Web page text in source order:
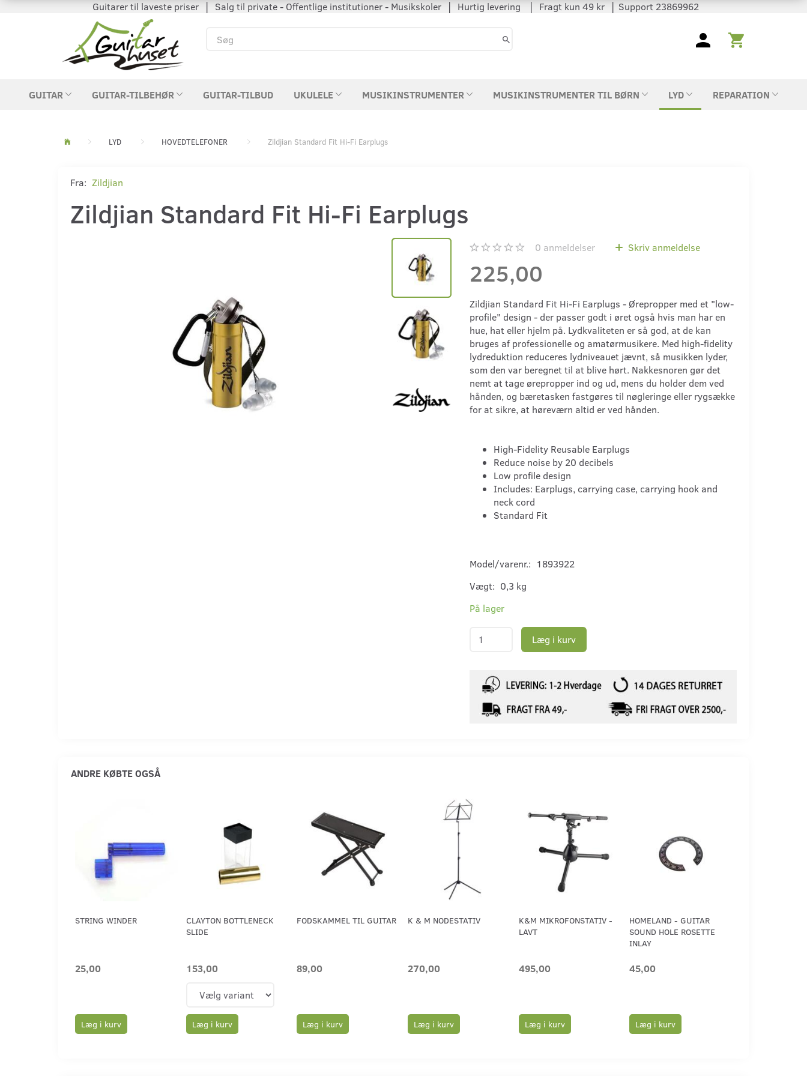
Guitarer til laveste priser │ Salg til private - Offentlige institutioner - Musikskoler │ Hurtig levering │ Fragt kun 49 kr │ Support 23869962
GUITAR GUITAR-TILBEHØR GUITAR-TILBUD UKULELE MUSIKINSTRUMENTER MUSIKINSTRUMENTER TIL BØRN LYD REPARATION
LYD HOVEDTELEFONER Zildjian Standard Fit Hi-Fi Earplugs
Fra: Zildjian
Zildjian Standard Fit Hi-Fi Earplugs
0 anmeldelser Skriv anmeldelse
225,00
Zildjian Standard Fit Hi-Fi Earplugs - Ørepropper med et "low-
profile" design - der passer godt i øret også hvis man har en
hue, hat eller hjelm på. Lydkvaliteten er så god, at de kan
bruges af professionelle og amatørmusikere. Med high-fidelity
lydreduktion reduceres lydniveauet jævnt, så musikken lyder,
som den var beregnet til at blive hørt. Nakkesnoren gør det
nemt at tage ørepropper ind og ud, mens du holder dem ved
hånden, og bæretasken fastgøres til nøgleringe eller rygsække
for at sikre, at høreværn altid er ved hånden.
High-Fidelity Reusable Earplugs
Reduce noise by 20 decibels
Low profile design
Includes: Earplugs, carrying case, carrying hook and
neck cord
Standard Fit
Model/varenr.: 1893922
Vægt: 0,3 kg
På lager
Læg i kurv
ANDRE KØBTE OGSÅ
STRING WINDER
25,00
Læg i kurv
CLAYTON BOTTLENECK
SLIDE
153,00
Læg i kurv
FODSKAMMEL TIL GUITAR
89,00
Læg i kurv
K & M NODESTATIV
270,00
Læg i kurv
K&M MIKROFONSTATIV -
LAVT
495,00
Læg i kurv
HOMELAND - GUITAR
SOUND HOLE ROSETTE
INLAY
45,00
Læg i kurv